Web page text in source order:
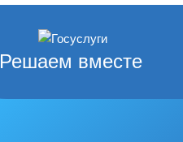
Решаем вместе